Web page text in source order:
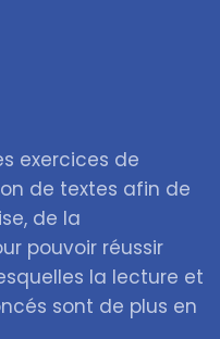
exercices de
de textes afin de
de la
pouvoir réussir
la lecture et
sont de plus en